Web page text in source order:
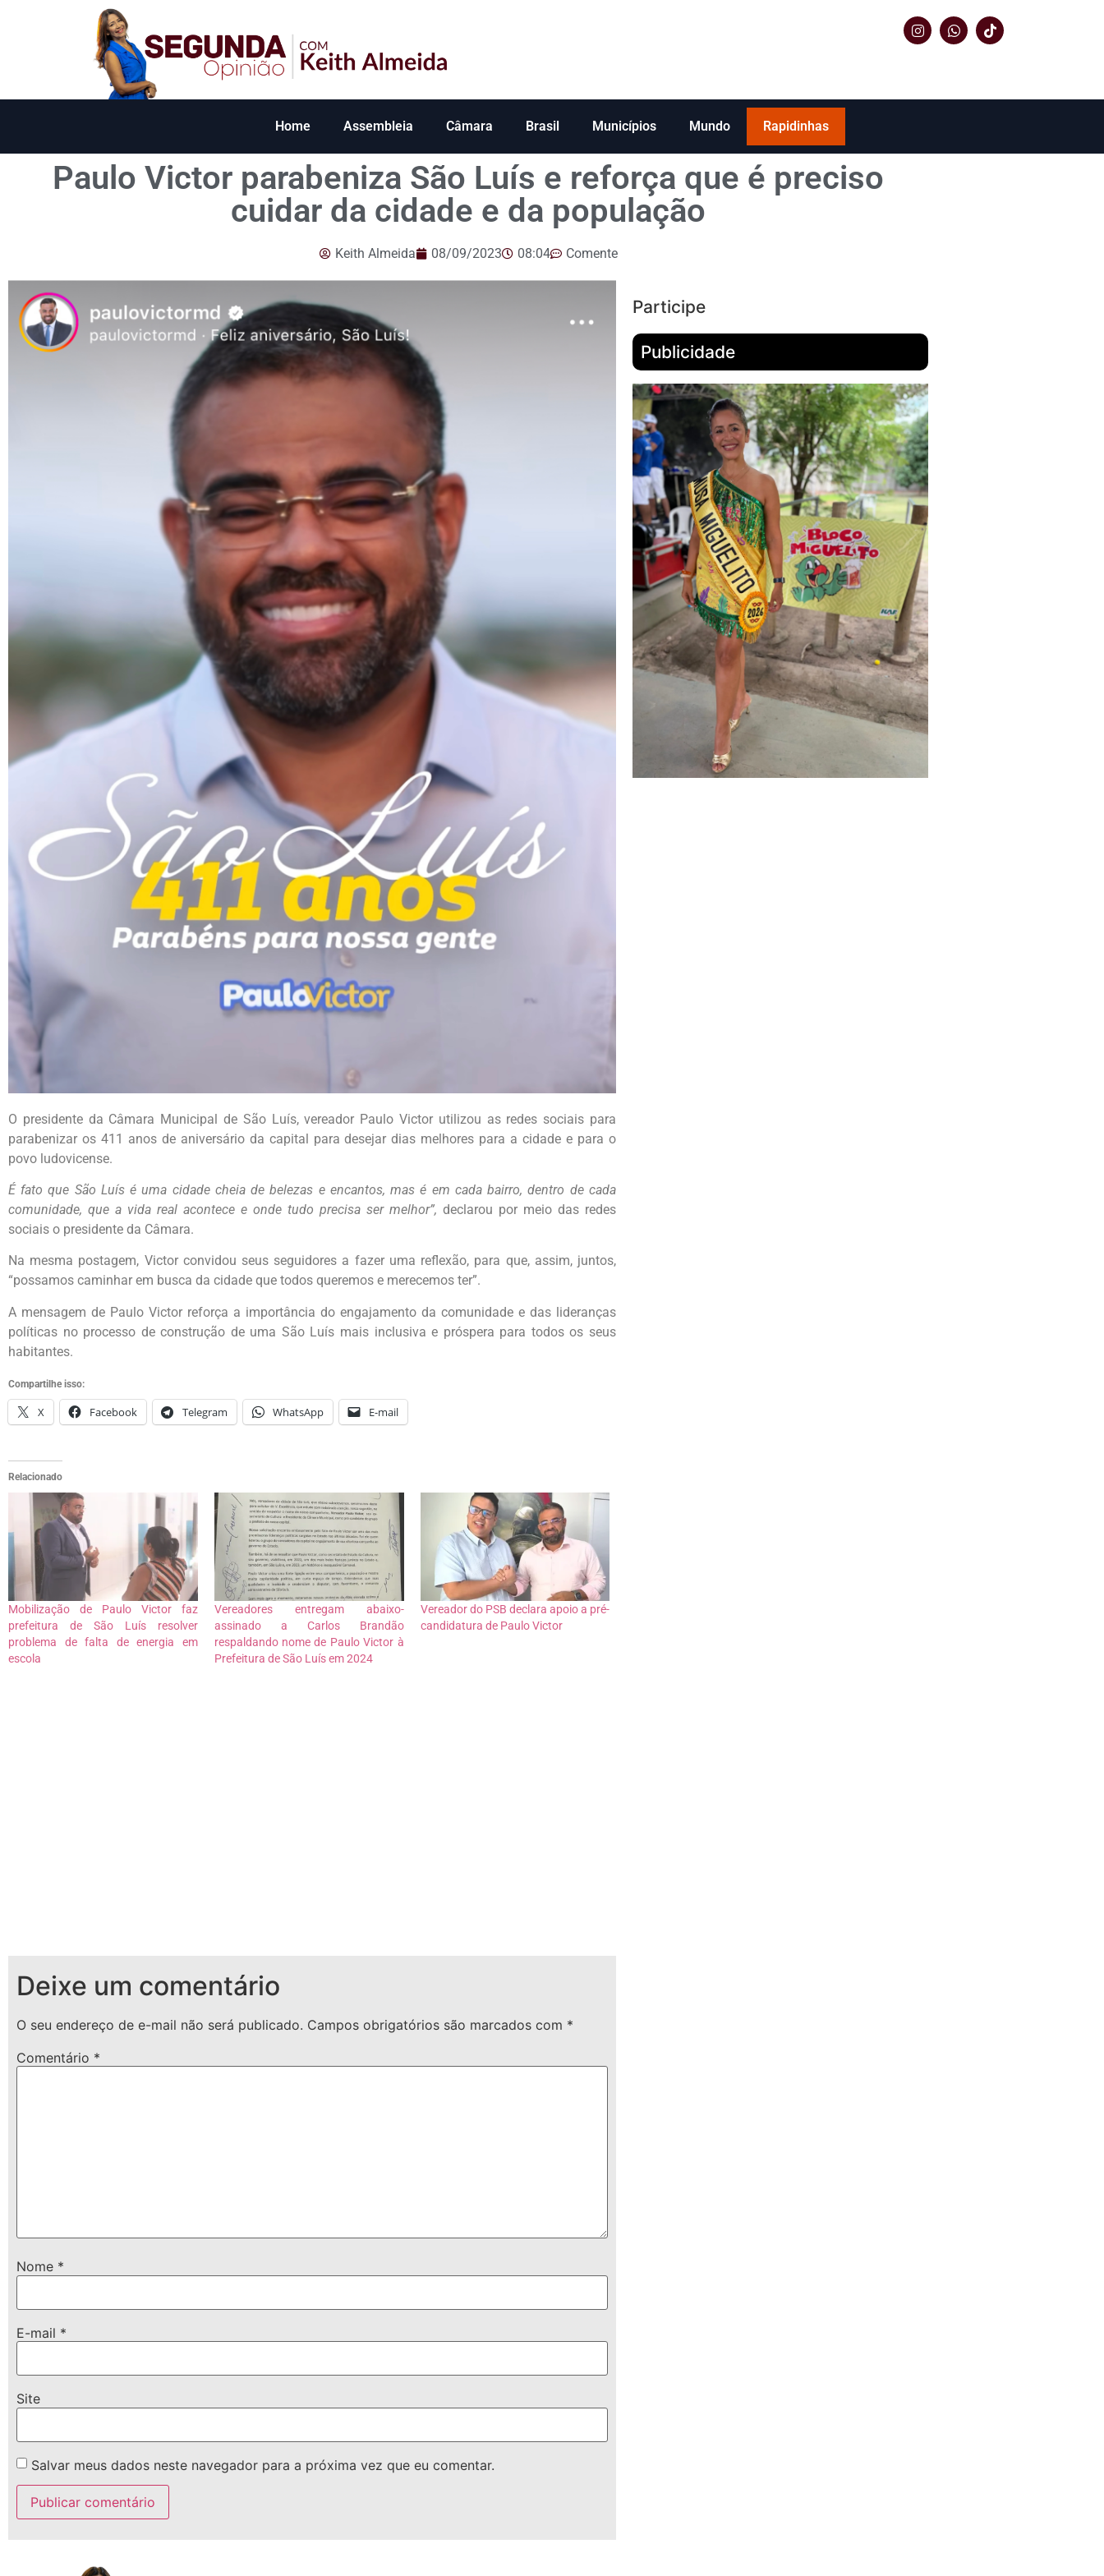
Home Assembleia Câmara Brasil Municípios Mundo Rapidinhas
Paulo Victor parabeniza São Luís e reforça que é preciso
cuidar da cidade e da população
Keith Almeida 08/09/2023 08:04 Comente
O presidente da Câmara Municipal de São Luís, vereador Paulo Victor utilizou as redes sociais para
parabenizar os 411 anos de aniversário da capital para desejar dias melhores para a cidade e para o
povo ludovicense.
É fato que São Luís é uma cidade cheia de belezas e encantos, mas é em cada bairro, dentro de cada
comunidade, que a vida real acontece e onde tudo precisa ser melhor”, declarou por meio das redes
sociais o presidente da Câmara.
Na mesma postagem, Victor convidou seus seguidores a fazer uma reflexão, para que, assim, juntos,
“possamos caminhar em busca da cidade que todos queremos e merecemos ter”.
A mensagem de Paulo Victor reforça a importância do engajamento da comunidade e das lideranças
políticas no processo de construção de uma São Luís mais inclusiva e próspera para todos os seus
habitantes.
Compartilhe isso:
X Facebook Telegram WhatsApp E-mail
Relacionado
Mobilização de Paulo Victor faz
prefeitura de São Luís resolver
problema de falta de energia em
escola
Vereadores entregam abaixo-
assinado a Carlos Brandão
respaldando nome de Paulo Victor à
Prefeitura de São Luís em 2024
Vereador do PSB declara apoio a pré-
candidatura de Paulo Victor
Deixe um comentário
O seu endereço de e-mail não será publicado. Campos obrigatórios são marcados com *
Comentário *
Nome *
E-mail *
Site
Salvar meus dados neste navegador para a próxima vez que eu comentar.
Participe
Publicidade